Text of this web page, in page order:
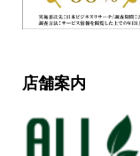
店舗案内